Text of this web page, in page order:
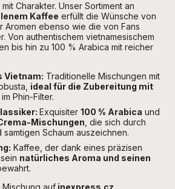
Charakter. Unser Sortiment an
Kaffee erfüllt die Wünsche von
Aromen ebenso wie die von Fans
Von authentischem vietnamesischem
bis hin zu 100 % Arabica mit reicher
Vietnam: Traditionelle Mischungen mit
ideal für die Zubereitung mit
im Phin-Filter.
Exquisiter 100 % Arabica und
Mischungen, die sich durch
samtigen Schaum auszeichnen.
Kaffee, der dank eines präzisen
natürliches Aroma und seinen